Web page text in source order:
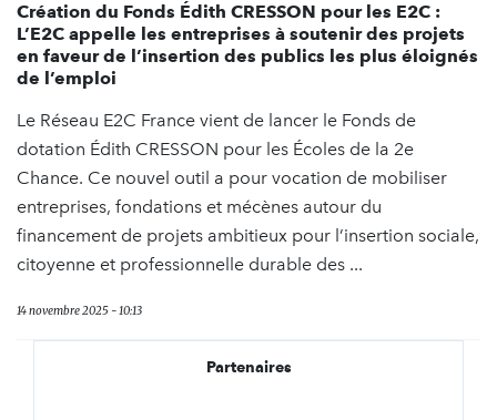
Création du Fonds Édith CRESSON pour les E2C :
L’E2C appelle les entreprises à soutenir des projets
en faveur de l’insertion des publics les plus éloignés
de l’emploi
Le Réseau E2C France vient de lancer le Fonds de
dotation Édith CRESSON pour les Écoles de la 2e
Chance. Ce nouvel outil a pour vocation de mobiliser
entreprises, fondations et mécènes autour du
financement de projets ambitieux pour l’insertion sociale,
citoyenne et professionnelle durable des ...
14 novembre 2025 - 10:13
Partenaires